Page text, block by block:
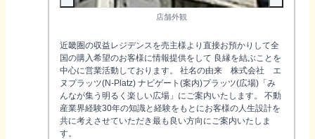
店舗外観
近畿圏の収益レジデンスを売主様より直接お預かりして全
国の購入希望のお客様に情報提供をして 良縁を結ぶことを
中心に営業活動しております。 社名の由来 株式会社 エ
ヌプラッツ(N-Platz) ナビゲート(案内)プラッツ(広場)「み
んなが集う明るく楽しい広場」にご案内いたします。 不動
産業界経験30年の知識と経験をもとにお客様の人生設計を
共に考えさせていただき最も良い方向にご案内いたしま
す。